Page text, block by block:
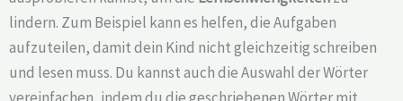
lindern. Zum Beispiel kann es helfen, die Aufgaben
aufzuteilen, damit dein Kind nicht gleichzeitig schreiben
und lesen muss. Du kannst auch die Auswahl der Wörter